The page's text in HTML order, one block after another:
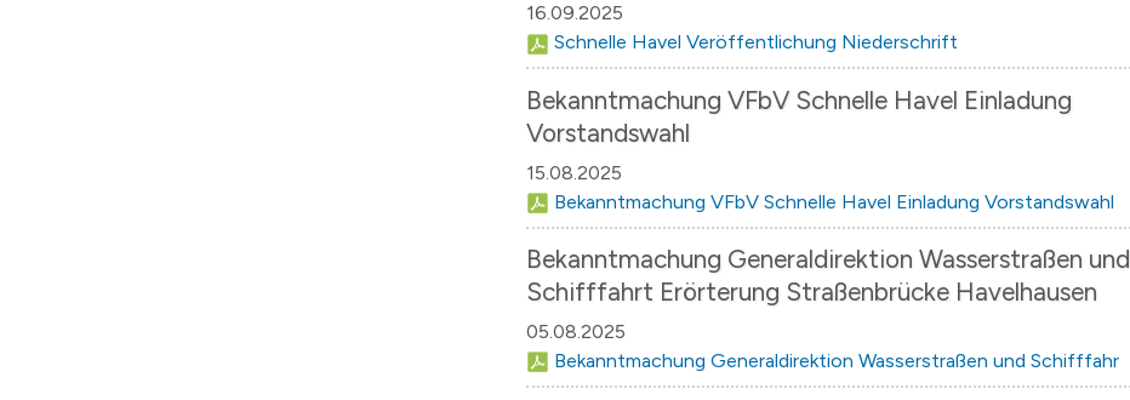
16.09.2025
Schnelle Havel Veröffentlichung Niederschrift
Bekanntmachung VFbV Schnelle Havel Einladung
Vorstandswahl
15.08.2025
Bekanntmachung VFbV Schnelle Havel Einladung Vorstandswahl
Bekanntmachung Generaldirektion Wasserstraßen und
Schifffahrt Erörterung Straßenbrücke Havelhausen
05.08.2025
Bekanntmachung Generaldirektion Wasserstraßen und Schifffahr